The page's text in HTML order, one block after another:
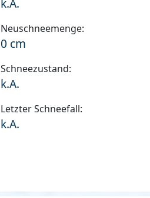
k.A.
Neuschneemenge:
0 cm
Schneezustand:
k.A.
Letzter Schneefall:
k.A.